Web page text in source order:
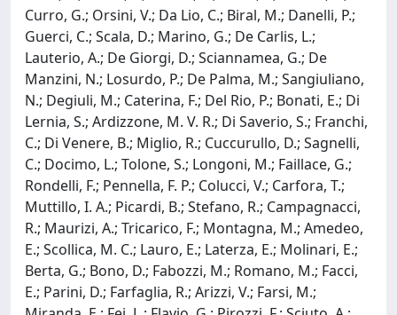
Curro, G.; Orsini, V.; Da Lio, C.; Biral, M.; Danelli, P.;
Guerci, C.; Scala, D.; Marino, G.; De Carlis, L.;
Lauterio, A.; De Giorgi, D.; Sciannamea, G.; De
Manzini, N.; Losurdo, P.; De Palma, M.; Sangiuliano,
N.; Degiuli, M.; Caterina, F.; Del Rio, P.; Bonati, E.; Di
Lernia, S.; Ardizzone, M. V. R.; Di Saverio, S.; Franchi,
C.; Di Venere, B.; Miglio, R.; Cuccurullo, D.; Sagnelli,
C.; Docimo, L.; Tolone, S.; Longoni, M.; Faillace, G.;
Rondelli, F.; Pennella, F. P.; Colucci, V.; Carfora, T.;
Muttillo, I. A.; Picardi, B.; Stefano, R.; Campagnacci,
R.; Maurizi, A.; Tricarico, F.; Montagna, M.; Amedeo,
E.; Scollica, M. C.; Lauro, E.; Laterza, E.; Molinari, E.;
Berta, G.; Bono, D.; Fabozzi, M.; Romano, M.; Facci,
E.; Parini, D.; Farfaglia, R.; Arizzi, V.; Farsi, M.;